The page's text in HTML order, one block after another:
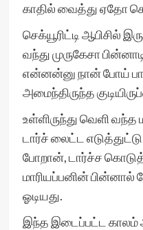
காதில் வைத்து ஏதோ
செக்யூரிட்டி ஆபிசில்
வந்து முருகேசா
என்னன்னு நான் போய்
அமைந்திருந்த
உள்ளிருந்து வெளி வந்த
டார்ச் லைட்ட
போறான், டார்ச்ச
மாரியப்பனின் பின்னால்
ஓடியது.
இந்த இடைப்பட்ட காலம்